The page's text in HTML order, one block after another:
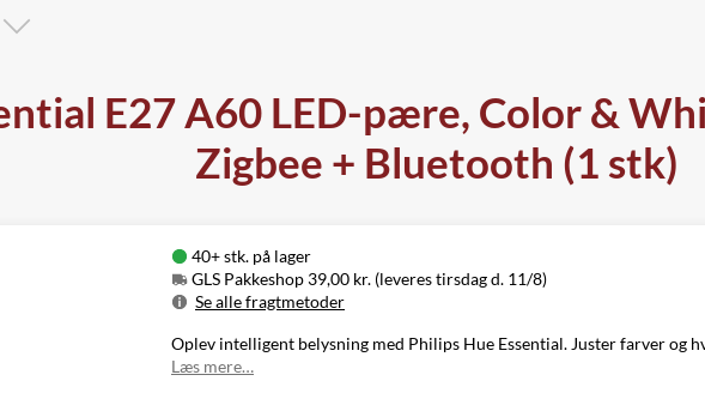
E27 A60 LED-pære, Color &
Zigbee + Bluetooth (1 stk)
40+ stk. på lager
GLS Pakkeshop 39,00 kr. (leveres tirsdag d. 11/8)
Se alle fragtmetoder
Metode
Pris
Leveres
GLS Pakkeshop
Oplev intelligent belysning med Philips Hue Essential. Juster farver og
Læs mere…